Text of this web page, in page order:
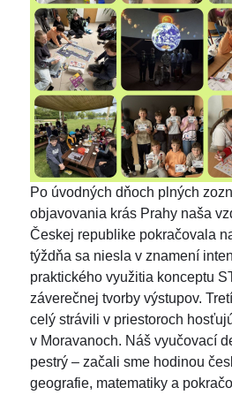
Po úvodných dňoch plných
objavovania krás Prahy naša
Českej republike pokračovala
týždňa sa niesla v znamení
praktického využitia konceptu
záverečnej tvorby výstupov.
celý strávili v priestoroch
v Moravanoch. Náš vyučovací
pestrý – začali sme hodinou
geografie, matematiky a